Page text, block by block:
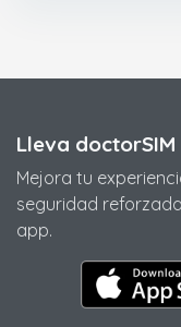
Lleva
Mejora tu
seguridad
app.